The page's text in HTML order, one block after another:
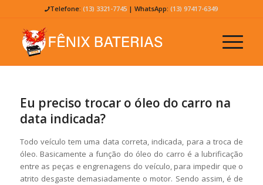
Telefone:(13) 3321-7745 | WhatsApp:(13) 97417-6349
Eu preciso trocar o óleo do carro na
data indicada?
Todo veículo tem uma data correta, indicada, para a troca de
óleo. Basicamente a função do óleo do carro é a lubrificação
entre as peças e engrenagens do veículo, para impedir que o
atrito desgaste demasiadamente o motor. Sendo assim, é de